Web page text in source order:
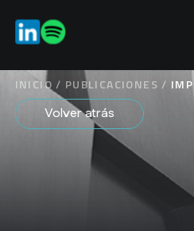
INICIO / PUBLICACIONES /
Volver atrás